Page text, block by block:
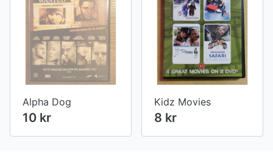
Alpha Dog
10 kr
Kidz Movies
8 kr